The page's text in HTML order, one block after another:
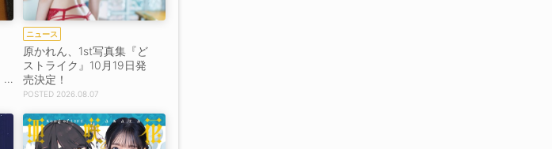
ニュース
原かれん、1st写真集『ど
ストライク』10月19日発
売決定！
2026.08.07